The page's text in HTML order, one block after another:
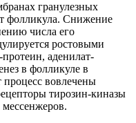
гранулезных
фолликула. Снижение
числа его
ростовыми
аденилат-
в фолликуле в
процесс вовлечены
тирозин-киназы